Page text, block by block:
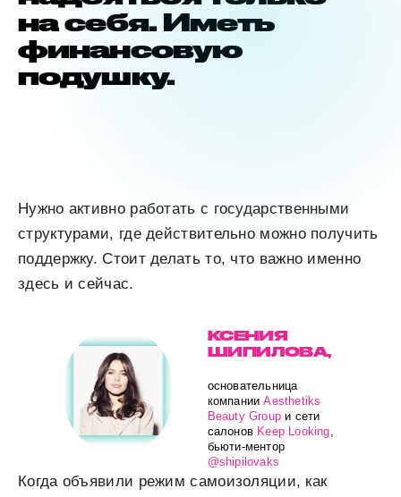
на себя. Иметь
финансовую
подушку.
Нужно активно работать с государственными
структурами, где действительно можно получить
поддержку. Стоит делать то, что важно именно
здесь и сейчас.
КСЕНИЯ
ШИПИЛОВА,
основательница
компанииAesthetiks
Beauty Groupи сети
салонов Keep Looking,
бьюти-ментор
@shipilovaks
Когда объявили режим самоизоляции, как